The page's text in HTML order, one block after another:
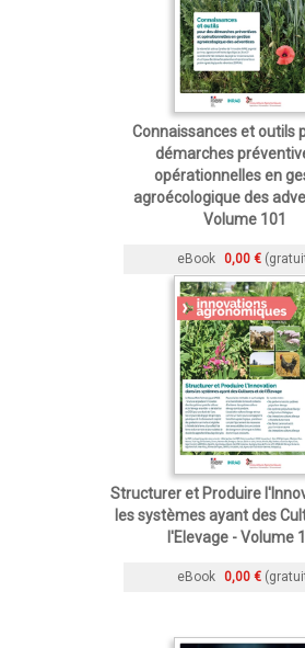
Connaissances et outils
démarches
opérationnelles en
agroécologique des
Volume 101
eBook 0,00 €
Structurer et Produire
les systèmes ayant des
l'Elevage - Volume
eBook 0,00 €